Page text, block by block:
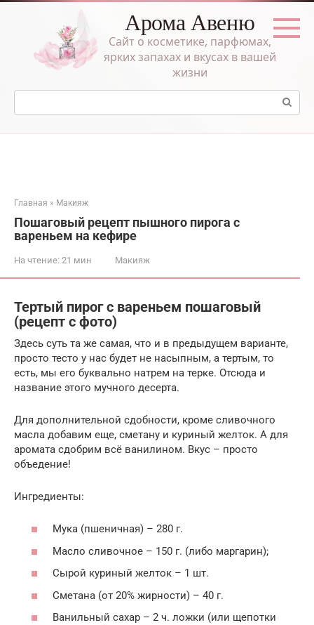
Перейти
Арома Авеню
Сайт о косметике, парфюмах,
ярких запахах и вкусах в вашей
жизни
Поиск:
Главная » Макияж
Пошаговый рецепт пышного пирога с
вареньем на кефире
На чтение: 21 мин Макияж
Тертый пирог с вареньем пошаговый
(рецепт с фото)
Здесь суть та же самая, что и в предыдущем варианте,
просто тесто у нас будет не насыпным, а тертым, то
есть, мы его буквально натрем на терке. Отсюда и
название этого мучного десерта.
Для дополнительной сдобности, кроме сливочного
масла добавим еще, сметану и куриный желток. А для
аромата сдобрим всё ванилином. Вкус – просто
объедение!
Ингредиенты:
Мука (пшеничная) – 280 г.
Масло сливочное – 150 г. (либо маргарин);
Сырой куриный желток – 1 шт.
Сметана (от 20% жирности) – 40 г.
Ванильный сахар – 2 ч. ложки (или щепотки